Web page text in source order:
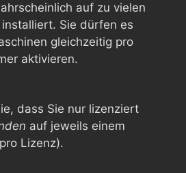
auf zu vielen
Sie dürfen es
gleichzeitig pro
aktivieren.
dass Sie nur lizenziert
auf jeweils einem
Lizenz).